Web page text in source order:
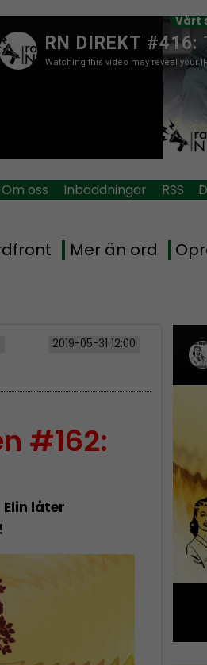
Vårt
Om oss Inbäddningar RSS
Mer än ord
2019-05-31 12:00
#162:
Elin låter